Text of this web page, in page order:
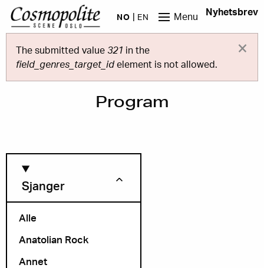
Hopp til hovedinnhold
NO EN Menu Nyhetsbrev
×
Feilmelding
The submitted value 321 in the
field_genres_target_idelement is not allowed.
Program
Sjanger
Alle
Anatolian Rock
Annet
Måned